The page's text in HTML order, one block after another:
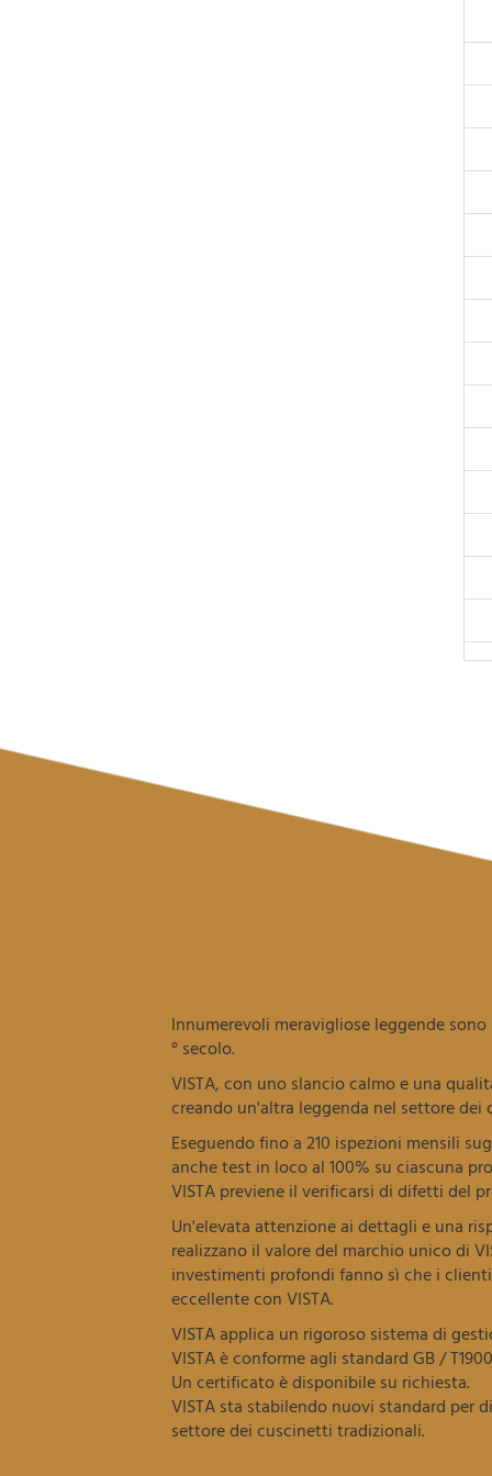
Innumerevoli meravigliose leggende
° secolo.
VISTA, con uno slancio calmo e una
creando un'altra leggenda nel settore dei
Eseguendo fino a 210 ispezioni mensili
anche test in loco al 100% su ciascuna
VISTA previene il verificarsi di difetti del
Un'elevata attenzione ai dettagli e una
realizzano il valore del marchio unico di
investimenti profondi fanno sì che i
eccellente con VISTA.
VISTA applica un rigoroso sistema di
VISTA è conforme agli standard GB /
Un certificato è disponibile su richiesta.
VISTA sta stabilendo nuovi standard per
settore dei cuscinetti tradizionali.